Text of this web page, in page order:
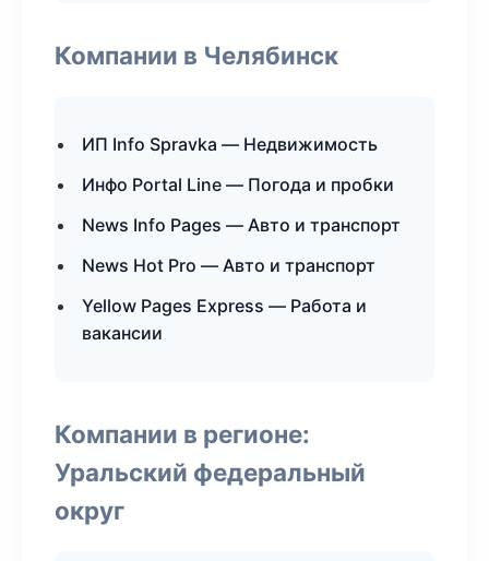
Компании в Челябинск
ИП Info Spravka — Недвижимость
Инфо Portal Line — Погода и пробки
News Info Pages — Авто и транспорт
News Hot Pro — Авто и транспорт
Yellow Pages Express — Работа и
вакансии
Компании в регионе:
Уральский федеральный
округ